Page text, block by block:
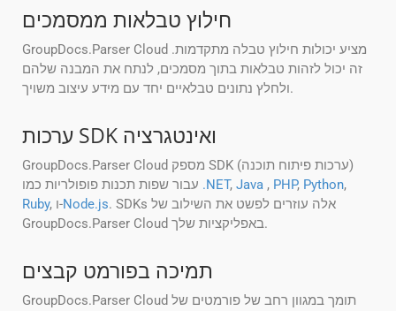
חילוץ טבלאות ממסמכים
GroupDocs.Parser Cloud מציע יכולות חילוץ טבלה מתקדמות.
זה יכול לזהות טבלאות בתוך מסמכים, לנתח את המבנה שלהם
ולחלץ נתונים טבלאיים יחד עם מידע עיצוב משויך.
ערכות SDK ואינטגרציה
GroupDocs.Parser Cloud מספק SDK (ערכות פיתוח תוכנה)
.NET, Java , PHP, Python,
Ruby
, ו-Node.js. SDKs אלה עוזרים לפשט את השילוב של
GroupDocs.Parser Cloud באפליקציות שלך.
תמיכה בפורמט קבצים
GroupDocs.Parser Cloud תומך במגוון רחב של פורמטים של